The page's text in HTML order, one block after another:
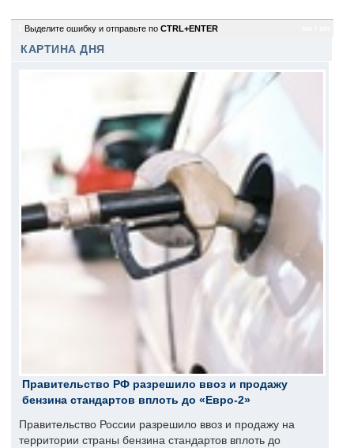
Выделите ошибку и отправьте по CTRL+ENTER
КАРТИНА ДНЯ
Правительство РФ разрешило ввоз и продажу
бензина стандартов вплоть до «Евро-2»
Правительство России разрешило ввоз и продажу на
территории страны бензина стандартов вплоть до